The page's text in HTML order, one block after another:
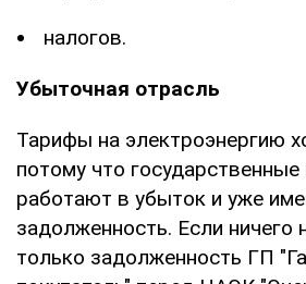
налогов.
Убыточная отрасль
Тарифы на электроэнергию
потому что государственные
работают в убыток и уже
задолженность. Если ничего
только задолженность ГП